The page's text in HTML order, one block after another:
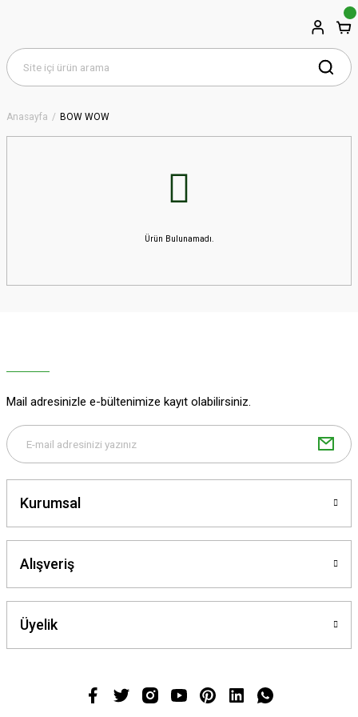
Anasayfa BOW WOW
Ürün Bulunamadı.
Mail adresinizle e-bültenimize kayıt olabilirsiniz.
Kurumsal
Alışveriş
Üyelik